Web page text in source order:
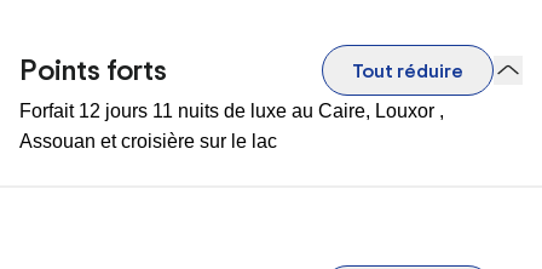
Points forts Tout réduire
Forfait 12 jours 11 nuits de luxe au Caire, Louxor ,
Assouan et croisière sur le lac